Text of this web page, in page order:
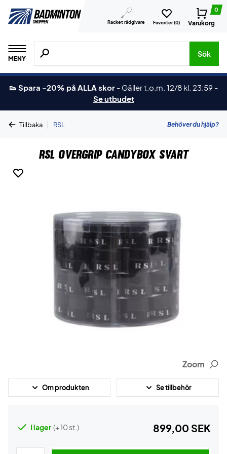
Racket rådgivare Favoriter (0)
0
Varukorg
MENY
Sök efter produkter, märken osv.
Sök
👟 Spara -20% på ALLA skor - Gäller t.o.m. 12/8 kl. 23:59 -
Se utbudet
Tillbaka | RSL Behöver du hjälp?
RSL Overgrip Candybox Svart
Zoom
Om produkten Se tillbehör
I lager (+ 10 st.) 899,00 SEK